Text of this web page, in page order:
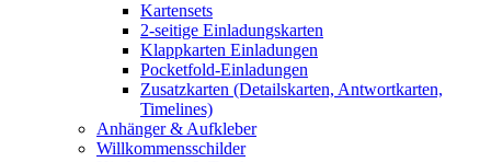
Kartensets
2-seitige Einladungskarten
Klappkarten Einladungen
Pocketfold-Einladungen
Zusatzkarten (Detailskarten, Antwortkarten,
Timelines)
Anhänger & Aufkleber
Willkommensschilder